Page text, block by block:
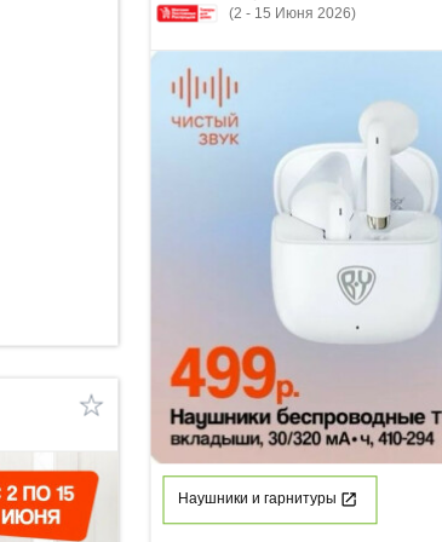
(2 - 15 Июня 2026)
Наушники и гарнитуры